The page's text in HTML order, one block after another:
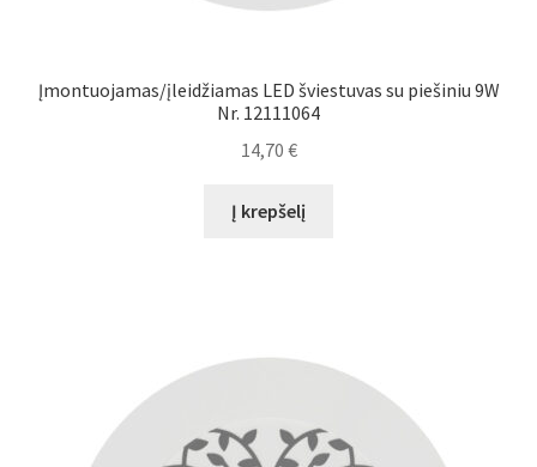
Įmontuojamas/įleidžiamas LED šviestuvas su piešiniu 9W
Nr. 12111064
14,70 €
Į krepšelį